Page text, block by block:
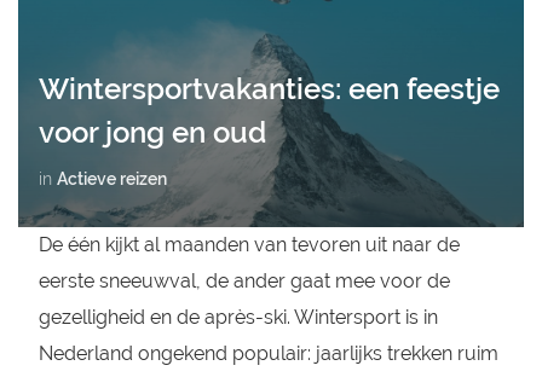
Wintersportvakanties: een feestje
voor jong en oud
in Actieve reizen
De één kijkt al maanden van tevoren uit naar de
eerste sneeuwval, de ander gaat mee voor de
gezelligheid en de après-ski. Wintersport is in
Nederland ongekend populair: jaarlijks trekken ruim